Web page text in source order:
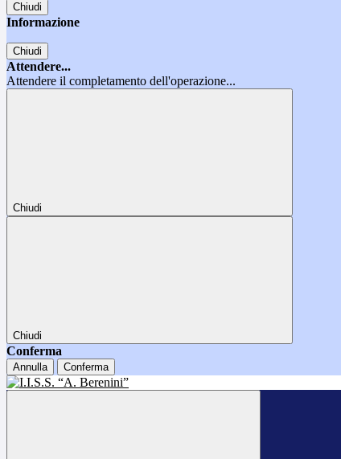
Chiudi
Informazione
Chiudi
Attendere...
Attendere il completamento dell'operazione...
Chiudi
Chiudi
Conferma
Annulla Conferma